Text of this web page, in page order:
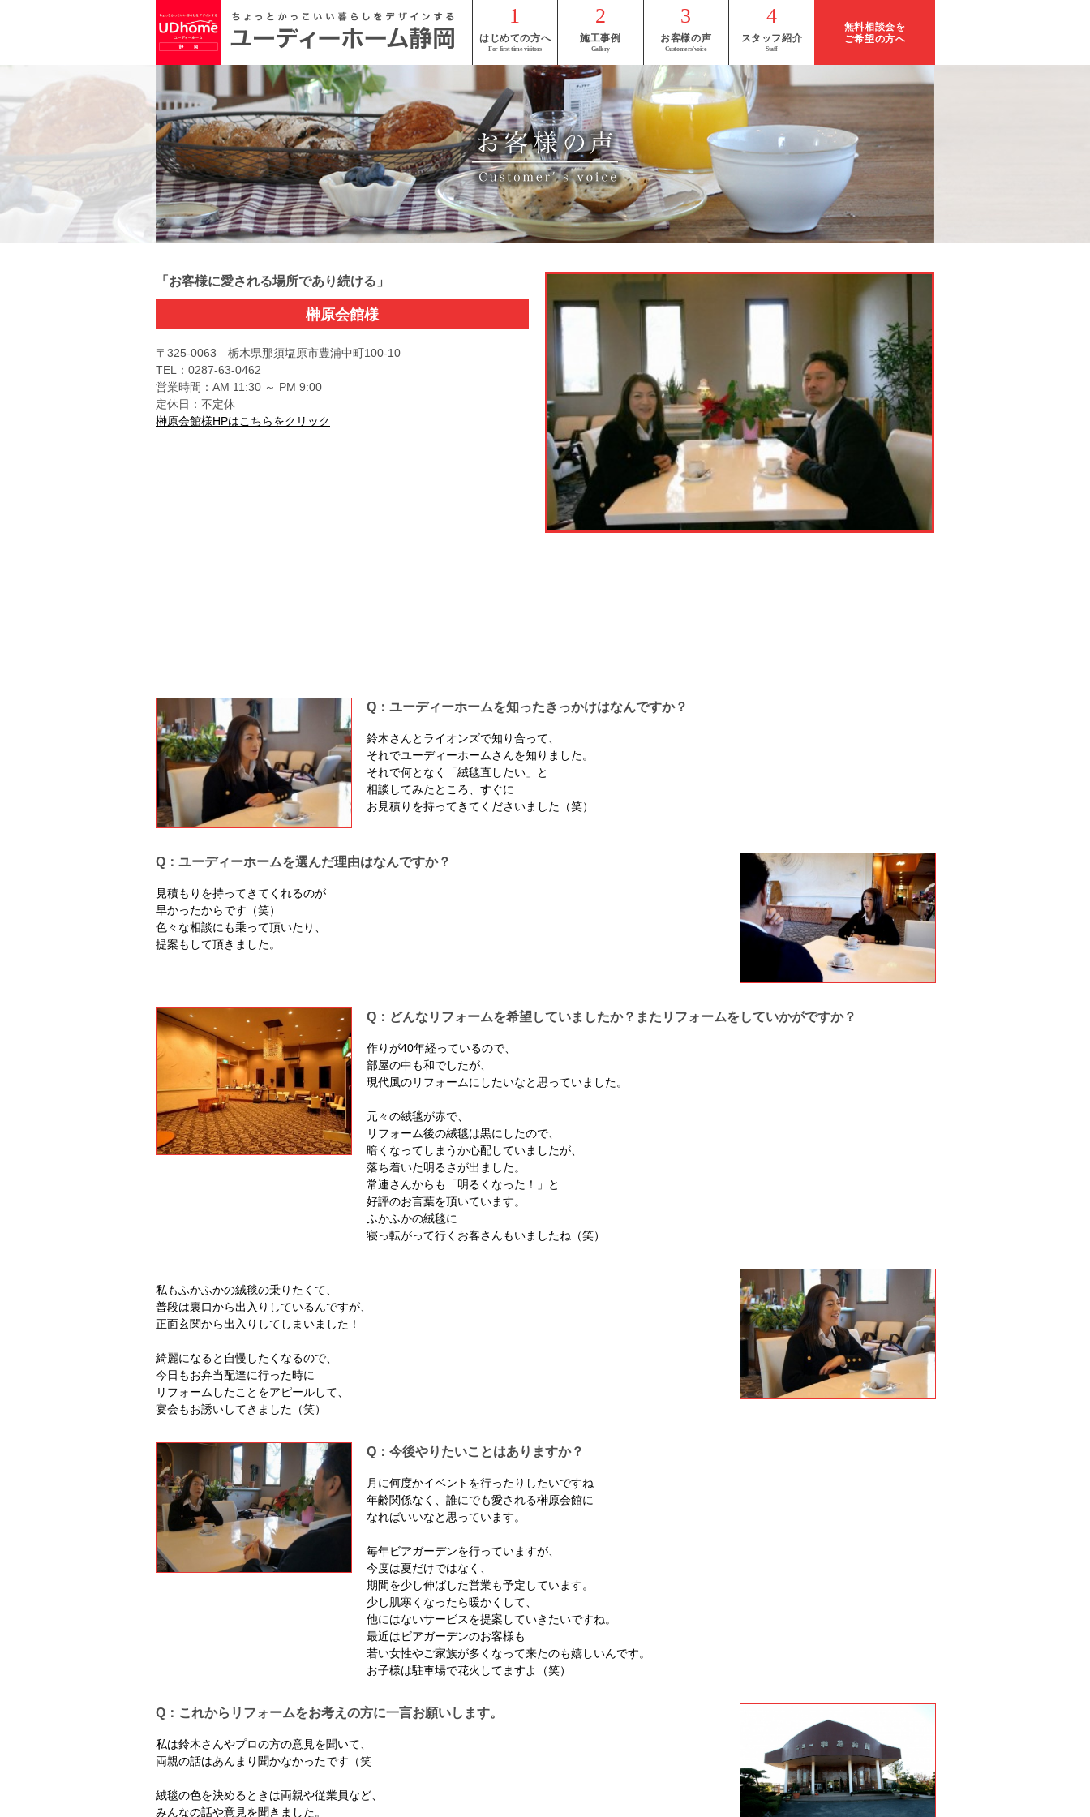
はじめての方へ 施工事例 お客様の声 スタッフ紹介
無料相談会を
ご希望の方へ
「お客様に愛される場所であり続ける」
榊原会館様
〒325-0063 栃木県那須塩原市豊浦中町100-10
TEL：0287-63-0462
営業時間：AM 11:30 ～ PM 9:00
定休日：不定休
榊原会館様HPはこちらをクリック
Q：ユーディーホームを知ったきっかけはなんですか？
鈴木さんとライオンズで知り合って、
それでユーディーホームさんを知りました。
それで何となく「絨毯直したい」と
相談してみたところ、すぐに
お見積りを持ってきてくださいました（笑）
Q：ユーディーホームを選んだ理由はなんですか？
見積もりを持ってきてくれるのが
早かったからです（笑）
色々な相談にも乗って頂いたり、
提案もして頂きました。
Q：どんなリフォームを希望していましたか？またリフォームをしていかがですか？
作りが40年経っているので、
部屋の中も和でしたが、
現代風のリフォームにしたいなと思っていました。
元々の絨毯が赤で、
リフォーム後の絨毯は黒にしたので、
暗くなってしまうか心配していましたが、
落ち着いた明るさが出ました。
常連さんからも「明るくなった！」と
好評のお言葉を頂いています。
ふかふかの絨毯に
寝っ転がって行くお客さんもいましたね（笑）
私もふかふかの絨毯の乗りたくて、
普段は裏口から出入りしているんですが、
正面玄関から出入りしてしまいました！
綺麗になると自慢したくなるので、
今日もお弁当配達に行った時に
リフォームしたことをアピールして、
宴会もお誘いしてきました（笑）
Q：今後やりたいことはありますか？
月に何度かイベントを行ったりしたいですね
年齢関係なく、誰にでも愛される榊原会館に
なればいいなと思っています。
毎年ビアガーデンを行っていますが、
今度は夏だけではなく、
期間を少し伸ばした営業も予定しています。
少し肌寒くなったら暖かくして、
他にはないサービスを提案していきたいですね。
最近はビアガーデンのお客様も
若い女性やご家族が多くなって来たのも嬉しいんです。
お子様は駐車場で花火してますよ（笑）
Q：これからリフォームをお考えの方に一言お願いします。
私は鈴木さんやプロの方の意見を聞いて、
両親の話はあんまり聞かなかったです（笑
絨毯の色を決めるときは両親や従業員など、
みんなの話や意見を聞きました。